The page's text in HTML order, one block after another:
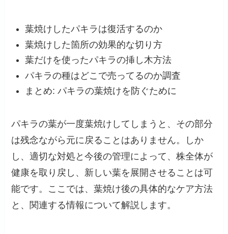
葉焼けしたパキラは復活するのか
葉焼けした箇所の効果的な切り方
葉だけを使ったパキラの挿し木方法
パキラの種はどこで売ってるのか調査
まとめ: パキラの葉焼けを防ぐために
パキラの葉が一度葉焼けしてしまうと、その部分
は残念ながら元に戻ることはありません。しか
し、適切な対処と今後の管理によって、株全体が
健康を取り戻し、新しい葉を展開させることは可
能です。ここでは、葉焼け後の具体的なケア方法
と、関連する情報について解説します。